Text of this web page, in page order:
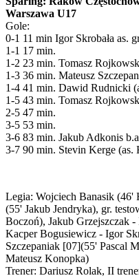
Warszawa U17
Gole:
0-1 11 min Igor Skrobała as.
1-1 17 min.
1-2 23 min. Tomasz
1-3 36 min. Mateusz
1-4 41 min. Dawid Rudnicki
1-5 43 min. Tomasz
2-5 47 min.
3-5 53 min.
3-6 83 min. Jakub Adkonis
3-7 90 min. Stevin Kerge (as.
Legia: Wojciech Banasik
(55' Jakub Jendryka), gr.
Boczoń), Jakub Grzejszczak
Kacper Bogusiewicz - Igor
Szczepaniak [07](55' Pascal
Mateusz Konopka)
Trener: Dariusz Rolak, II